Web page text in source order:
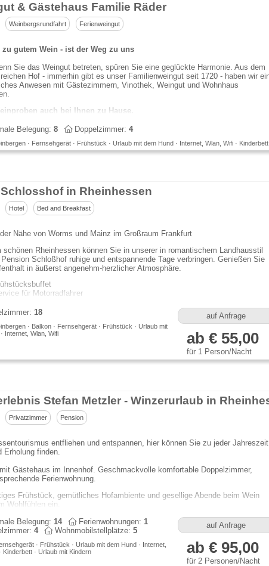
& Gästehaus Familie Räder
Weinbergsrundfahrt Ferienweingut
zu gutem Wein - ist der Weg zu uns
Sie das Weingut betreten, spüren Sie eine geglückte Harmonie. Aus dem
Hof - immerhin gibt es unser Familienweingut seit 1720 - haben wir
Anwesen mit Gästezimmern, Vinothek, Weingut und Wohnhaus
auch bei Ihnen zu Hause.
Belegung: 8 Doppelzimmer: 4
· Fernsehgerät · Frühstück · Urlaub mit dem Hund · Internet, Wlan, Wifi · Kinderbett
in Rheinhessen
Hotel Bed and Breakfast
Nähe von Worms und Mainz im Großraum Frankfurt
schönen Rheinhessen können Sie in unserer in romantischem Landhausstil
Schloßhof ruhige und entspannende Tage verbringen. Genießen Sie
in äußerst angenehm-herzlicher Atmosphäre.
für Motorradfahrer
18
· Balkon · Fernsehgerät · Frühstück · Urlaub mit
Internet, Wlan, Wifi
auf Anfrage
ab € 55,00
für 1 Person/Nacht
Stefan Metzler - Winzerurlaub in
Privatzimmer Pension
entfliehen und entspannen, hier können Sie zu jeder Jahreszeit
Erholung finden.
Gästehaus im Innenhof. Geschmackvolle komfortable Doppelzimmer,
Ferienwohnung.
Frühstück, gemütliches Hofambiente und gesellige Abende beim Wein
Wohlfühlen ein.
Belegung: 14 Ferienwohnungen: 1
4 Wohnmobilstellplätze: 5
· Frühstück · Urlaub mit dem Hund · Internet,
Kinderbett · Urlaub mit Kindern
auf Anfrage
ab € 95,00
für 2 Personen/Nacht